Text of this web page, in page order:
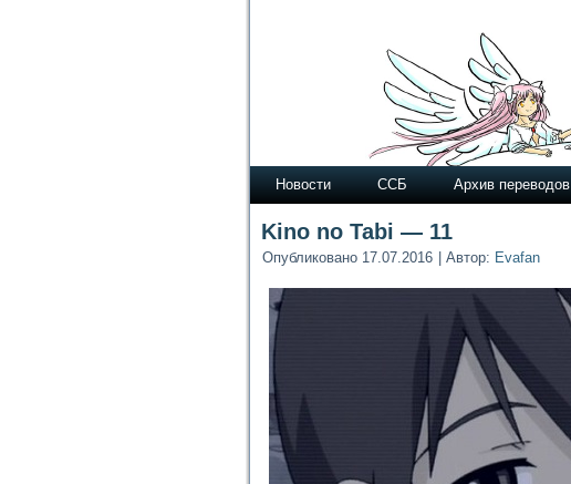
Новости ССБ Архив переводов
Kino no Tabi — 11
Опубликовано 17.07.2016 Автор: Evafan